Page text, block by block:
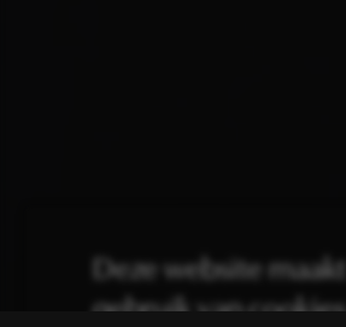
Deze website maakt
gebruik van cookies.